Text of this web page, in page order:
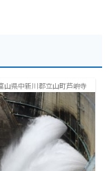
山県中新川郡立山町芦峅寺